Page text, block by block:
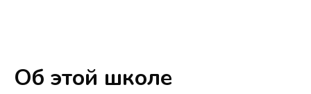
Об этой школе